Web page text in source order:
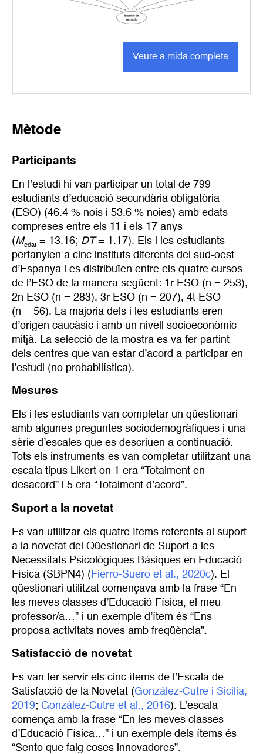
Veure a mida completa
Mètode
Participants
En l’estudi hi van participar un total de 799
estudiants d’educació secundària obligatòria
(ESO) (46.4 % nois i 53.6 % noies) amb edats
compreses entre els 11 i els 17 anys
(Medat = 13.16; DT= 1.17). Els i les estudiants
pertanyien a cinc instituts diferents del sud-oest
d’Espanya i es distribuïen entre els quatre cursos
de l’ESO de la manera següent: 1r ESO (n = 253),
2n ESO (n = 283), 3r ESO (n = 207), 4t ESO
(n = 56). La majoria dels i les estudiants eren
d’origen caucàsic i amb un nivell socioeconòmic
mitjà. La selecció de la mostra es va fer partint
dels centres que van estar d’acord a participar en
l’estudi (no probabilística).
Mesures
Els i les estudiants van completar un qüestionari
amb algunes preguntes sociodemogràfiques i una
sèrie d’escales que es descriuen a continuació.
Tots els instruments es van completar utilitzant una
escala tipus Likert on 1 era “Totalment en
desacord” i 5 era “Totalment d’acord”.
Suport a la novetat
Es van utilitzar els quatre ítems referents al suport
a la novetat del Qüestionari de Suport a les
Necessitats Psicològiques Bàsiques en Educació
Física (SBPN4) ( Fierro-Suero et al., 2020c). El
qüestionari utilitzat començava amb la frase “En
les meves classes d’Educació Física, el meu
professor/a…” i un exemple d’ítem és “Ens
proposa activitats noves amb freqüència”.
Satisfacció de novetat
Es van fer servir els cinc ítems de l’Escala de
Satisfacció de la Novetat (González-Cutre i Sicilia,
2019; González-Cutre et al., 2016). L’escala
comença amb la frase “En les meves classes
d’Educació Física…” i un exemple dels ítems és
“Sento que faig coses innovadores”.